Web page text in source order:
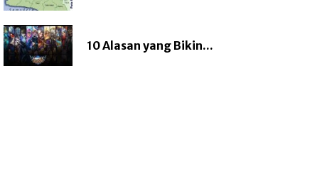
10 Alasan yang Bikin...